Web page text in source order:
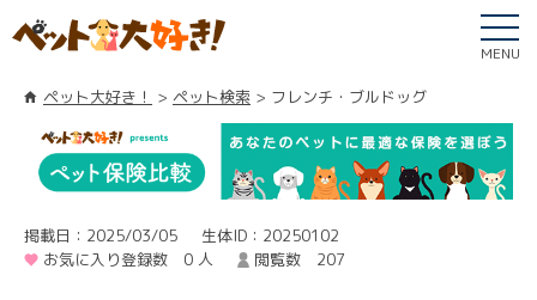
MENU
ペット大好き！ ペット検索 フレンチ・ブルドッグ
掲載日：2025/03/05
生体ID：20250102
お気に入り登録数 0 人
閲覧数 207